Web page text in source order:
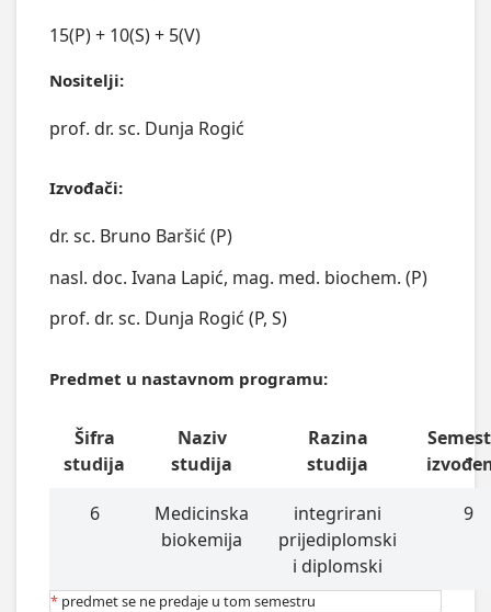
15(P) + 10(S) + 5(V)
Nositelji:
prof. dr. sc. Dunja Rogić
Izvođači:
dr. sc. Bruno Baršić (P)
nasl. doc. Ivana Lapić, mag. med. biochem. (P)
prof. dr. sc. Dunja Rogić (P, S)
Predmet u nastavnom programu:
Šifra
studija
Naziv
studija
Razina
studija
6
Medicinska
biokemija
integrirani
prijediplomski
i diplomski
9
* predmet se ne predaje u tom semestru